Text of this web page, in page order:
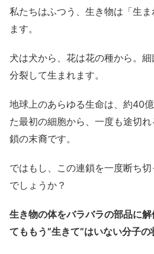
私たちはふつう、生き物は「生
ます。
犬は犬から、花は花の種から。
分裂して生まれます。
地球上のあらゆる生命は、約40
た最初の細胞から、一度も途切
鎖の末裔です。
ではもし、この連鎖を一度断ち
でしょうか？
生き物の体をバラバラの部品に
てももう”生きて”はいない分子の